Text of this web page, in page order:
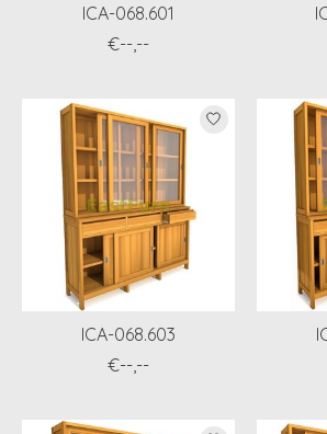
ICA-068.601
€--,--
ICA-068.603
€--,--